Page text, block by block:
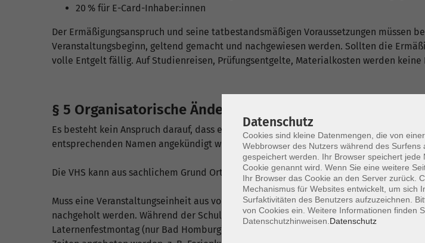
20 % für E-Card-Inhaber:innen
Der Ermäßigungsanspruch und seine tatbestandsmäßigen Voraussetzungen müssen
Veranstaltungsbeginn, geltend gemacht und nachgewiesen werden. Sollten die
volle Entgelt fällig. Auf Studienreisen, Prüfungsentgelte, Materialkosten werden keine
§ 5 Organisatorische Änderungen
Es besteht kein Anspruch darauf, dass eine Veranstaltung durch eine bestimmte
entsprechenden Namen angekündigt wurde. Dozierende sind nicht befugt,
Die VHS kann aus sachlichem Grund Ort und Zeitpunkt der Veranstaltung ändern.
Muss eine Veranstaltungseinheit aus von der VHS nicht zu vertretenden Gründen
nachgeholt werden. Während der Schulferien und den an den Unterrichtsorten
Laternenfestmontag (nur Bad Homburg), Laurentiusmarkt (nur Usingen) finden
Datenschutz
Cookies sind kleine Datenmengen, die von
Webbrowser des Nutzers während des
gespeichert werden. Ihr Browser speichert jede
Cookie genannt wird. Wenn Sie eine weitere
Ihr Browser das Cookie an den Server zurück.
Mechanismus für Websites entwickelt, um sich
Surfaktivitäten des Benutzers aufzuzeichnen.
von Cookies ein. Weitere Informationen finden
Datenschutzhinweisen. Datenschutz